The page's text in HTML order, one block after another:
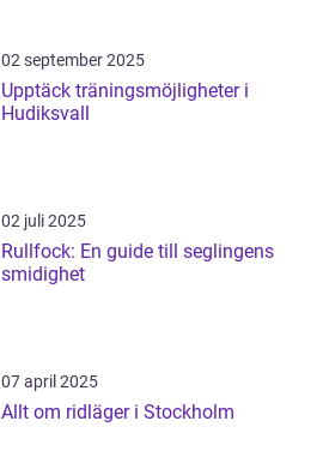
02 september 2025
Upptäck träningsmöjligheter i
Hudiksvall
02 juli 2025
Rullfock: En guide till seglingens
smidighet
07 april 2025
Allt om ridläger i Stockholm